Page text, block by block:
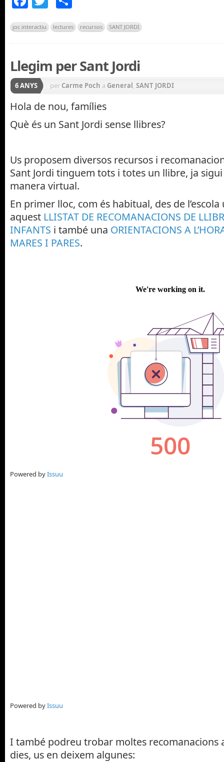
joc interactiu lectures recursos SANT JORDI
Llegim per Sant Jordi
6 ANYS per Carme Poch a General, SANT JORDI
Hola de nou, famílies
Què és un Sant Jordi sense llibres?
Us proposem diversos recursos i
Sant Jordi tinguem tots i totes un llibre, ja
manera virtual.
En primer lloc, com és habitual, des de
aquest LLISTAT DE RECOMANACIONS DE
INFANTS i també una ORIENTACIONS A
MARES I PARES.
Powered byIssuu
Powered byIssuu
I també podreu trobar moltes recomanacions
dies, us en deixem algunes: